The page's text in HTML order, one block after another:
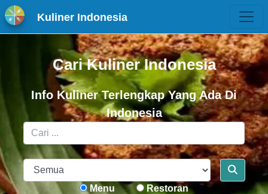
Kuliner Indonesia
Cari Kuliner Indonesia
Info Kuliner Terlengkap Yang Ada Di
Indonesia
Menu Restoran